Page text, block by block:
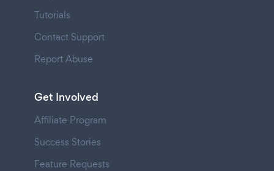
Tutorials
Contact Support
Report Abuse
Get Involved
Affiliate Program
Success Stories
Feature Requests